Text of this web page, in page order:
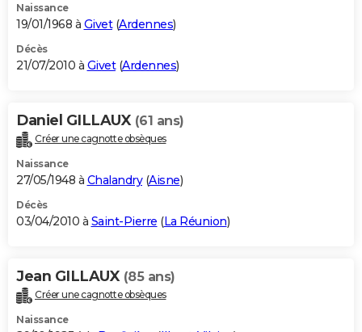
Naissance
19/01/1968 à Givet(Ardennes)
Décès
21/07/2010 à Givet(Ardennes)
Daniel GILLAUX (61 ans)
Créer une cagnotte obsèques
Naissance
27/05/1948 à Chalandry(Aisne)
Décès
03/04/2010 à Saint-Pierre (La Réunion)
Jean GILLAUX (85 ans)
Créer une cagnotte obsèques
Naissance